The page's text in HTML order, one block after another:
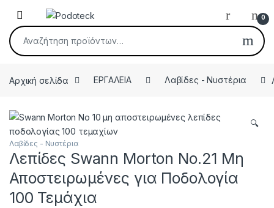
Skip to navigation
Skip to content
Open 0
Αναζήτηση για:
Αρχική σελίδα ΕΡΓΑΛΕΙΑ Λαβίδες - Νυστέρια
🔍
Λαβίδες - Νυστέρια
Λεπίδες Swann Morton Νο.21 Μη
Αποστειρωμένες για Ποδολογία
100 Τεμάχια